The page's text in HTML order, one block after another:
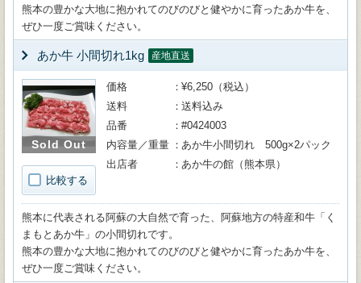
熊本の豊かな大地に抱かれてのびのびと健やかに育ったあか牛を、
ぜひ一度ご賞味ください。
あか牛 小間切れ1kg 産地直送
Sold Out
比較する
価格
¥6,250（税込）
送料
送料込み
品番
#0424003
内容量／重量
あか牛小間切れ 500g×2パック
出店者
あか牛の館（熊本県）
熊本に代表される阿蘇の大自然で育った、阿蘇地方の特産和牛「く
まもとあか牛」の小間切れです。
熊本の豊かな大地に抱かれてのびのびと健やかに育ったあか牛を、
ぜひ一度ご賞味ください。